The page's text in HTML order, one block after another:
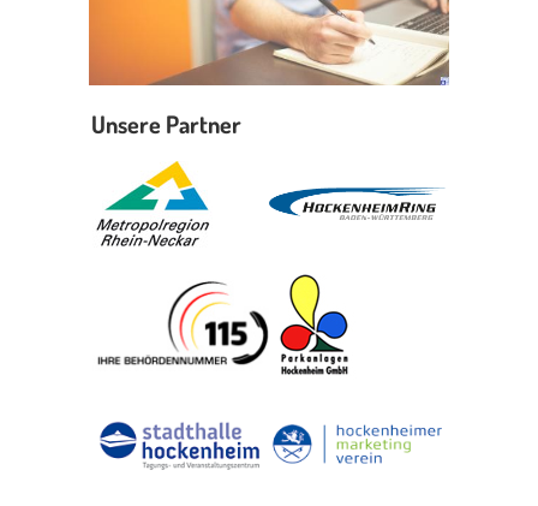
Unsere Partner